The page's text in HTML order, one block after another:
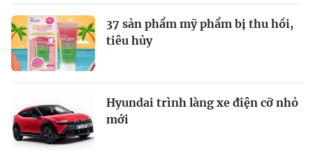
37 sản phẩm mỹ phẩm bị thu hồi,
tiêu hủy
Hyundai trình làng xe điện cỡ nhỏ
mới